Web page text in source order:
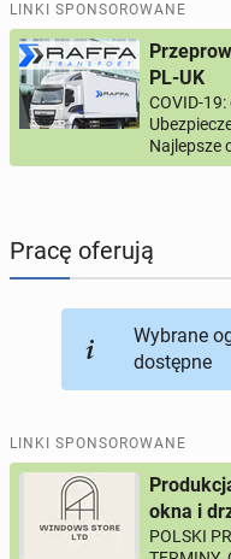
PROFILE
USŁUGI
KUPIĘ & SPRZEDAM
LINKI SPONSOROWANE
PL-UK
COVID-
Najlepsze
Pracę oferują
Wybrane
dostępne
LINKI SPONSOROWANE
okna i
POLSKI